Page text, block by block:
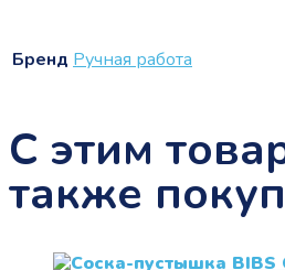
Бренд Ручная работа
С этим
также